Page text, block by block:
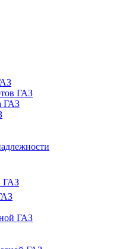
ГАЗ
ГАЗ
ГАЗ
ГАЗ